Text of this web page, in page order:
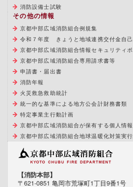
消防設備士試験
その他の情報
京都中部広域消防組合例規集
令和７年度 きょうと地域連携交付金自
京都中部広域消防組合情報セキュリティ
京都中部広域消防組合専用請求書等
申請書・届出書
消防年報
火災救急救助統計
統一的な基準による地方公会計財務書類
特定事業主行動計画
京都中部広域消防組合が保有する個人情
京都中部広域消防組合地球温暖化対策実行
【消防本部】
〒621-0851 亀岡市荒塚町1丁目9番1号